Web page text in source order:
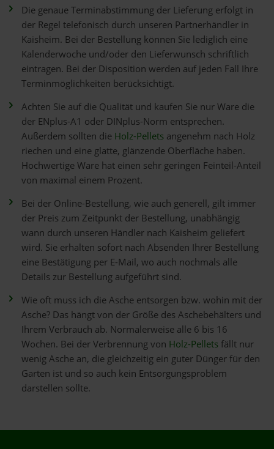
Die genaue Terminabstimmung der Lieferung erfolgt in
der Regel telefonisch durch unseren Partnerhändler in
Kaisheim. Bei der Bestellung können Sie lediglich eine
Kalenderwoche und/oder den Lieferwunsch schriftlich
eintragen. Bei der Disposition werden auf jeden Fall Ihre
Terminmöglichkeiten berücksichtigt.
Achten Sie auf die Qualität und kaufen Sie nur Ware die
der ENplus-A1 oder DINplus-Norm entsprechen.
Außerdem sollten die Holz-Pellets angenehm nach Holz
riechen und eine glatte, glänzende Oberfläche haben.
Hochwertige Ware hat einen sehr geringen Feinteil-Anteil
von maximal einem Prozent.
Bei der Online-Bestellung, wie auch generell, gilt immer
der Preis zum Zeitpunkt der Bestellung, unabhängig
wann durch unseren Händler nach Kaisheim geliefert
wird. Sie erhalten sofort nach Absenden Ihrer Bestellung
eine Bestätigung per E-Mail, wo auch nochmals alle
Details zur Bestellung aufgeführt sind.
Wie oft muss ich die Asche entsorgen bzw. wohin mit der
Asche? Das hängt von der Größe des Aschebehälters und
Ihrem Verbrauch ab. Normalerweise alle 6 bis 16
Wochen. Bei der Verbrennung von Holz-Pelletsfällt nur
wenig Asche an, die gleichzeitig ein guter Dünger für den
Garten ist und so auch kein Entsorgungsproblem
darstellen sollte.